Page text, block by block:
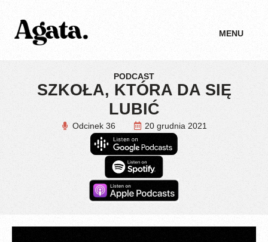
MENU
PODCAST
SZKOŁA, KTÓRA DA SIĘ
LUBIĆ
Odcinek 36 20 grudnia 2021